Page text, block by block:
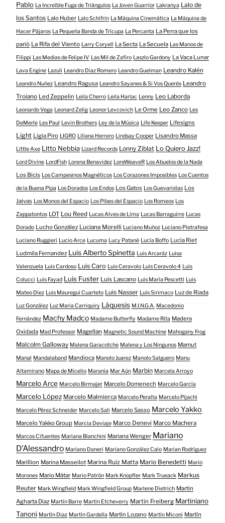
Pablo La Increíble Fuga de Triángulos La Joven Guarrior Lakranya Lalo de
los Santos Lalo Huber Lalo Schifrin La Máquina Cinemática La Máquina de
Hacer Pájaros La Pequeña Banda de Trícupa La Percanta La Perra que los
parió La Rifa del Viento Larry Coryell La Secta La Secuela Las Manos de
Filippi Las Medias de Felipe IV Las Mil de Zafiro Laszlo Gardony La Vaca Lunar
Lava Engine Lazuli Leandro Diaz Romero Leandro Guelman Leandro Kalén
Leandro Nuñez Leandro Ragusa Leandro Sayanes & Si Vos Querés Leandro
Troiano Led Zeppelin Leila Cherro Leila Harlac Lenny Leo Laborda
Leonardo Vega Leonard Zelig Leonor Levcovich Le Orme Leo Zanco Les
DeMerle Les Paul Levin Brothers Ley de la Música Life Keeper Lifesigns
Light Ligia Piro LIGRO Liliana Herrero Lindsay Cooper Lisandro Massa
Little Axe Litto Nebbia Lizard Records Lonny Ziblat Lo Quiero Jazz!
Lord Divine LordFish Lorena Benavidez LoreWeaveR Los Abuelos de la Nada
Los Bicis Los Campesinos Magnéticos Los Corazones Imposibles Los Cuentos
de la Buena Pipa Los Dorados Los Endos Los Gatos Los Guevaristas Los
Jaivas Los Monos del Espacio Los Pibes del Espacio Los Romeos Los
Zappatontos LOT Lou Reed Lucas Alves de Lima Lucas Barraguirre Lucas
Dorado Lucho González Luciana Morelli Luciano Muñoz Luciano Pietrafesa
Luciano Ruggieri Lucio Arce Lucuma Lucy Patané Lucía Boffo Lucía Riet
Ludmila Fernandez Luis Alberto Spinetta Luis Arcaráz Luisa
Valenzuela Luis Cardoso Luis Caro Luis Ceravolo Luis Ceravolo 4 Luis
Colucci Luis Fayad Luis Fuster Luis Lascano Luis María Pescetti Luis
Mateo Díez Luis Mauregui Cuarteto Luis Nasser Luis Sirimaco Luz de Riada
Luz González Luz Maria Carriquiry Láquesis M.I.N.G.A. Macedonio
Fernández Machy Madco Madame Butterfly Madame Rita Madera
Oxidada Mad Professor Magellan Magnetic Sound Machine Mahogany Frog
Malcolm Galloway Malena Garacotche Malena y Los Ningunos Mamut
Manal Mandalaband Mandioca Manolo Juarez Manolo Salguero Manu
Altamirano Mapa de Micelio Marania Mar Aún Marbin Marcela Arroyo
Marcelo Arce Marcelo Birmajer Marcelo Domenech Marcelo García
Marcelo López Marcelo Malmierca Marcelo Peralta Marcelo Pijachi
Marcelo Pérez Schneider Marcelo Sali Marcelo Sasso Marcelo Yakko
Marcelo Yakko Group Marcia Deviaje Marco Denevi Marco Machera
Marcos Cifuentes Mariana Bianchini Mariana Wenger Mariano
D'Alessandro Mariano Daneri Mariano González Calo Marian Rodríguez
Marillion Marina Masseilot Marina Ruiz Matta Mario Benedetti Mario
Morones Mario Mátar Mario Patrón Mark Knopfler Mark Trueack Markus
Reuter Mark Wingfield Mark Wingfield Group Marlene Dietrich Martin
Agharta Diaz Martin Barre Martin Etcheverry Martin Freiberg Martiniano
Tanoni Martín Diaz Martín Gardella Martín Lozano Martín Miconi Martín